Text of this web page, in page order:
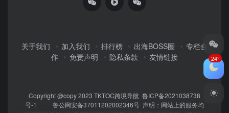
关于我们 加入我们 排行榜 出海BOSS圈
专栏合
作
免责声明 隐私条款 友情链接
Copyright @copy 2023 TKTOC跨境导航 鲁ICP备2021038738
号-1
鲁公网安备37011202002346号 声明：网站上的服务均
24°